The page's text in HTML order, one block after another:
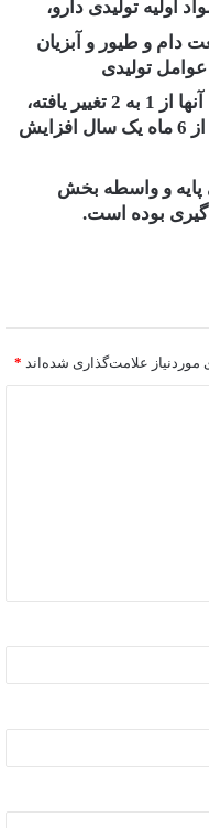
اولیه تولیدی دارو،
دام و طیور و آبزیان
تولیدی
محصولات کشاورزی که گروه کالایی آنها از 1 به 2 تغییر یافته،
مهلت پرداخت مابه التفاوت نرخ ارز از 6 ماه یک سال افزایش
پایه و واسطه بخش
بوده است.
علامت‌گذاری شده‌اند *